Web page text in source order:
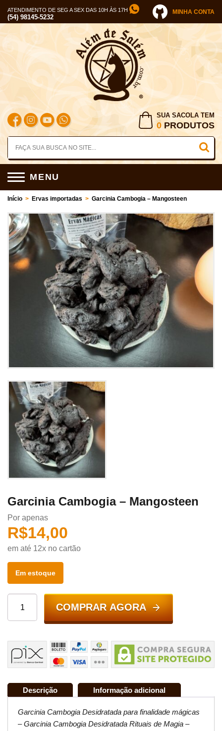
ATENDIMENTO DE SEG A SEX DAS 10H ÀS 17H
(54) 98145-5232
MINHA CONTA
SUA SACOLA TEM
0 PRODUTOS
MENU
Início > Ervas importadas > Garcinia Cambogia – Mangosteen
Garcinia Cambogia – Mangosteen
Por apenas
R$14,00
em até 12x no cartão
Em estoque
COMPRAR AGORA
Descrição Informação adicional
Garcinia Cambogia Desidratada para finalidade mágicas
– Garcinia Cambogia Desidratada Rituais de Magia –